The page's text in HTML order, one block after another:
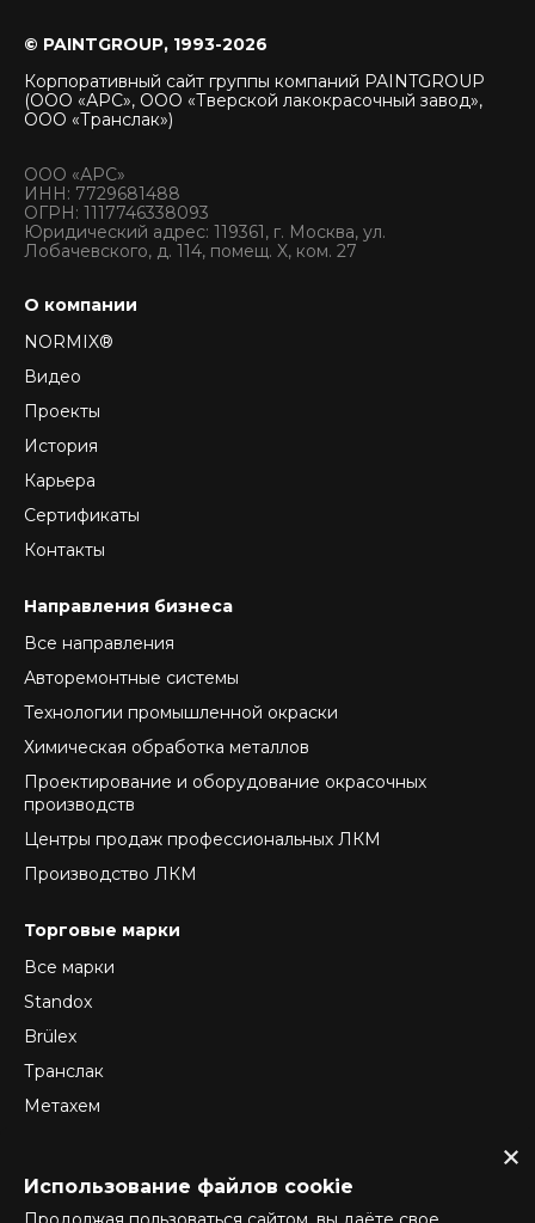
© PAINTGROUP, 1993-2026
Корпоративный сайт группы компаний PAINTGROUP
(ООО «АРС», ООО «Тверской лакокрасочный завод»,
ООО «Транслак»)
ООО «АРС»
ИНН: 7729681488
ОГРН: 1117746338093
Юридический адрес: 119361, г. Москва, ул.
Лобачевского, д. 114, помещ. X, ком. 27
О компании
NORMIX®
Видео
Проекты
История
Карьера
Сертификаты
Контакты
Направления бизнеса
Все направления
Авторемонтные системы
Технологии промышленной окраски
Химическая обработка металлов
Проектирование и оборудование окрасочных
производств
Центры продаж профессиональных ЛКМ
Производство ЛКМ
Торговые марки
Все марки
Standox
Brülex
Транслак
Метахем
Normex
Использование файлов cookie